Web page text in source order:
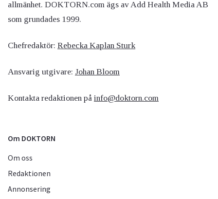
allmänhet. DOKTORN.com ägs av Add Health Media AB
som grundades 1999.
Chefredaktör: Rebecka Kaplan Sturk
Ansvarig utgivare: Johan Bloom
Kontakta redaktionen på info@doktorn.com
Om DOKTORN
Om oss
Redaktionen
Annonsering